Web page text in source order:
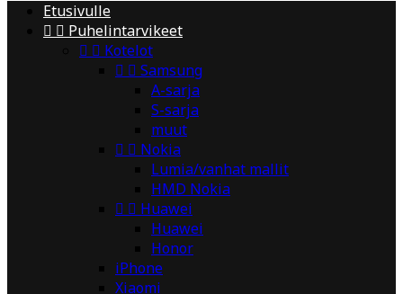
Etusivulle
  Puhelintarvikeet
  Kotelot
  Samsung
A-sarja
S-sarja
muut
  Nokia
Lumia/vanhat mallit
HMD Nokia
  Huawei
Huawei
Honor
iPhone
Xiaomi